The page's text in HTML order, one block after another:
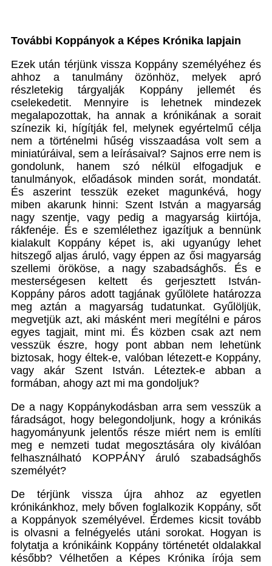
További Koppányok a Képes Krónika lapjain
Ezek után térjünk vissza Koppány személyéhez és
ahhoz a tanulmány özönhöz, melyek apró
részletekig tárgyalják Koppány jellemét és
cselekedetit. Mennyire is lehetnek mindezek
megalapozottak, ha annak a krónikának a sorait
színezik ki, hígítják fel, melynek egyértelmű célja
nem a történelmi hűség visszaadása volt sem a
miniatúráival, sem a leírásaival? Sajnos erre nem is
gondolunk, hanem szó nélkül elfogadjuk e
tanulmányok, előadások minden sorát, mondatát.
És aszerint tesszük ezeket magunkévá, hogy
miben akarunk hinni: Szent István a magyarság
nagy szentje, vagy pedig a magyarság kiirtója,
rákfenéje. És e szemlélethez igazítjuk a bennünk
kialakult Koppány képet is, aki ugyanúgy lehet
hitszegő aljas áruló, vagy éppen az ősi magyarság
szellemi örököse, a nagy szabadsághős. És e
mesterségesen keltett és gerjesztett István-
Koppány páros adott tagjának gyűlölete határozza
meg aztán a magyarság tudatunkat. Gyűlöljük,
megvetjük azt, aki másként meri megítélni e páros
egyes tagjait, mint mi. És közben csak azt nem
vesszük észre, hogy pont abban nem lehetünk
biztosak, hogy éltek-e, valóban létezett-e Koppány,
vagy akár Szent István. Léteztek-e abban a
formában, ahogy azt mi ma gondoljuk?
De a nagy Koppánykodásban arra sem vesszük a
fáradságot, hogy belegondoljunk, hogy a krónikás
hagyományunk jelentős része miért nem is említi
meg e nemzeti tudat megosztására oly kiválóan
felhasználható KOPPÁNY áruló szabadsághős
személyét?
De térjünk vissza újra ahhoz az egyetlen
krónikánkhoz, mely bőven foglalkozik Koppány, sőt
a Koppányok személyével. Érdemes kicsit tovább
is olvasni a felnégyelés utáni sorokat. Hogyan is
folytatja a krónikáink Koppány történetét oldalakkal
később? Vélhetően a Képes Krónika írója sem